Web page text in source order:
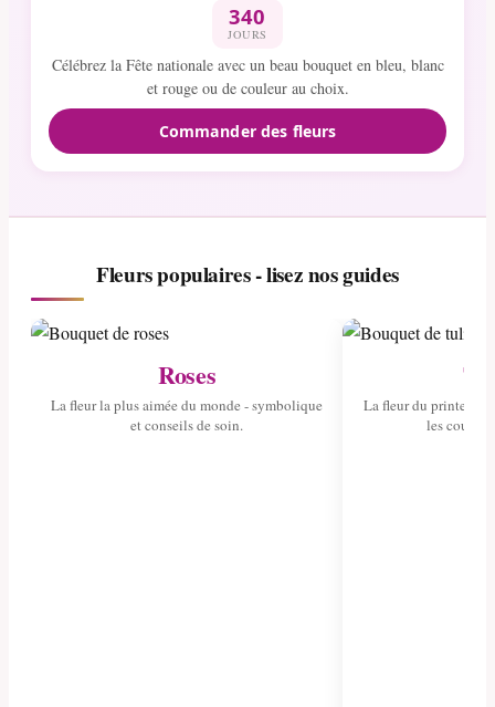
340
JOURS
Célébrez la Fête nationale avec un beau bouquet en bleu, blanc
et rouge ou de couleur au choix.
Commander des fleurs
Fleurs populaires - lisez nos guides
Roses
La fleur la plus aimée du monde - symbolique
et conseils de soin.
La fleur du
les